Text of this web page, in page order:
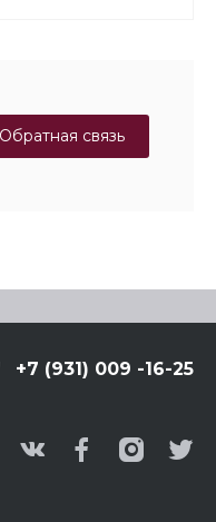
Обратная связь
+7 (931) 009 -16-25